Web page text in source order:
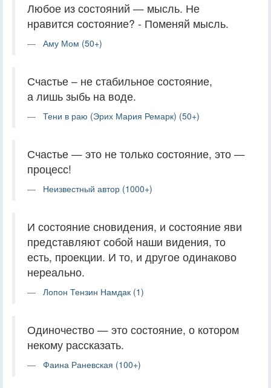
Любое из состояний — мысль. Не
нравится состояние? - Поменяй мысль.
Аму Мом (50+)
Счастье – не стабильное состояние,
а лишь зыбь на воде.
Тени в раю (Эрих Мария Ремарк) (50+)
Счастье — это не только состояние, это —
процесс!
Неизвестный автор (1000+)
И состояние сновидения, и состояние яви
представляют собой наши видения, то
есть, проекции. И то, и другое одинаково
нереально.
Лопон Тензин Намдак (1)
Одиночество — это состояние, о котором
некому рассказать.
Фаина Раневская (100+)